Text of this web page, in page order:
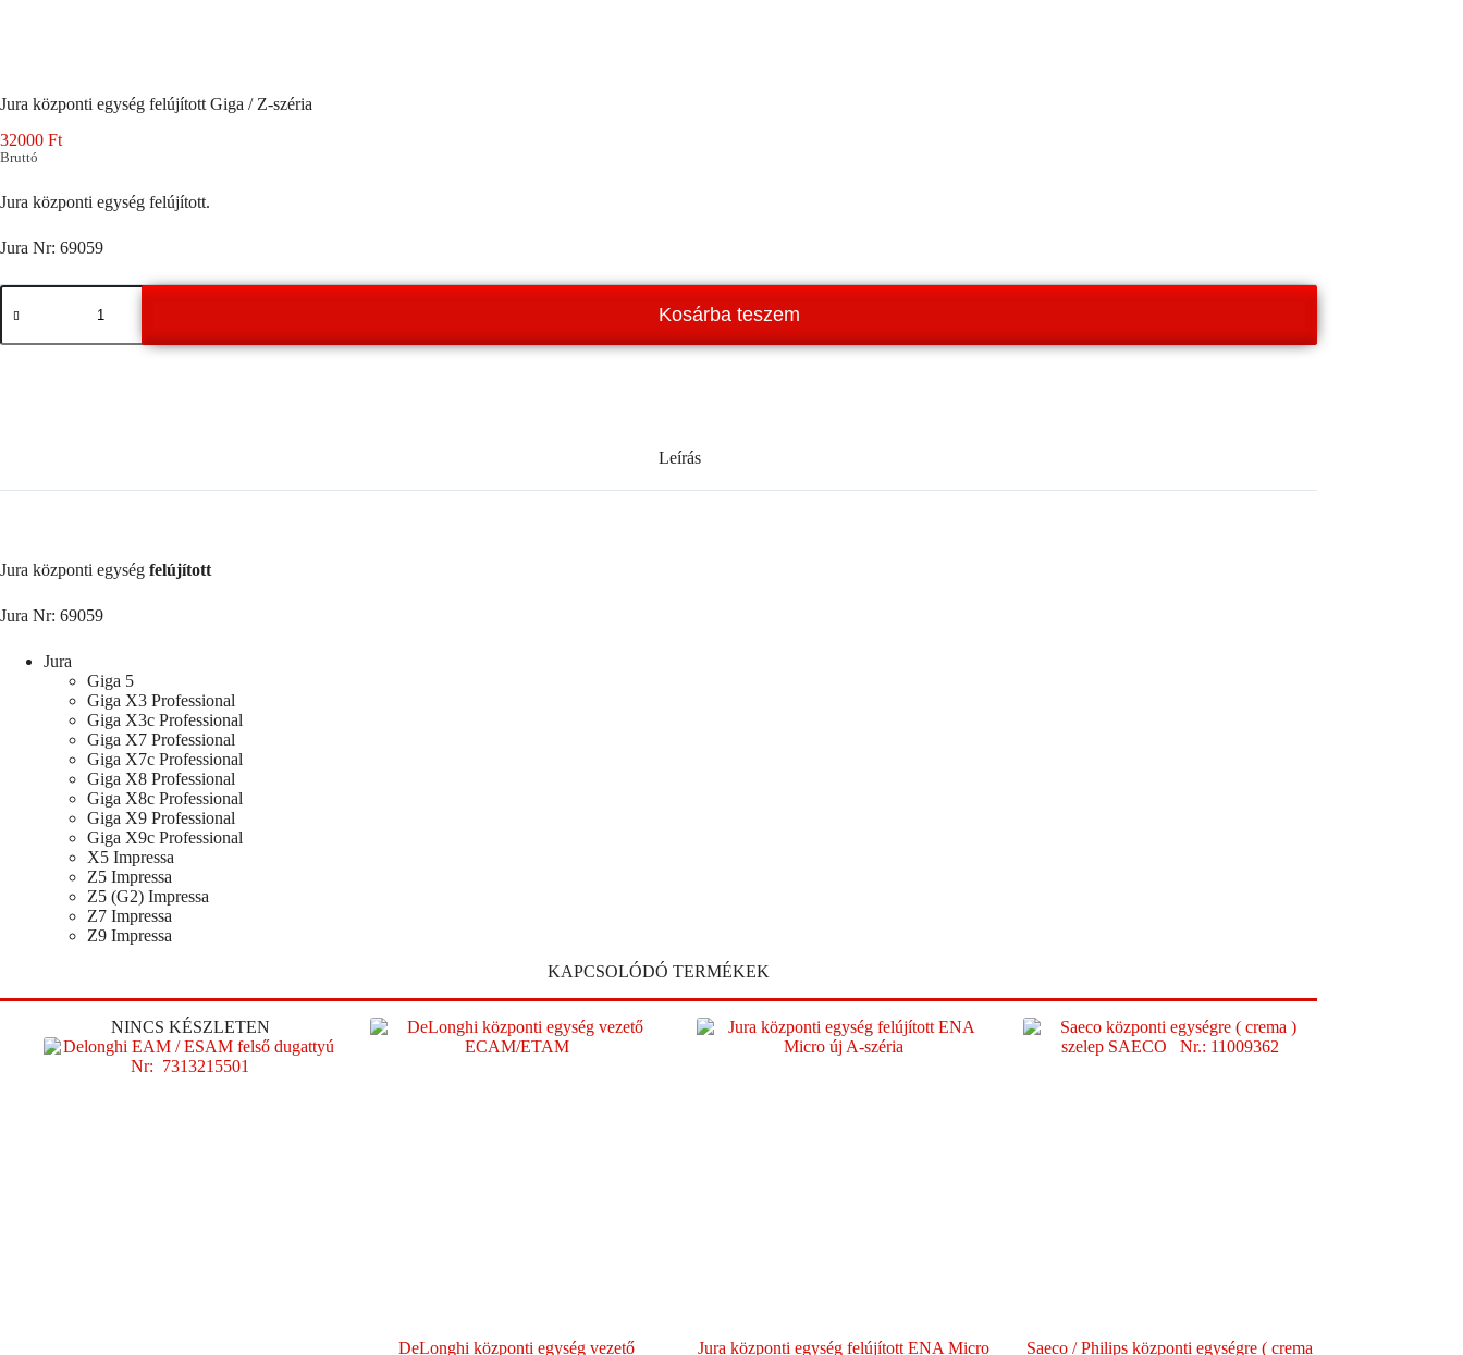
Jura központi egység felújított Giga / Z-széria
32000 Ft
Bruttó
Jura központi egység felújított.
Jura Nr: 69059
Jura
központi
felújított
Kosárba teszem
Leírás
Jura központi egység felújított
Jura Nr: 69059
Jura
Giga 5
Giga X3 Professional
Giga X3c Professional
Giga X7 Professional
Giga X7c Professional
Giga X8 Professional
Giga X8c Professional
Giga X9 Professional
Giga X9c Professional
X5 Impressa
Z5 Impressa
Z5 (G2) Impressa
Z7 Impressa
Z9 Impressa
KAPCSOLÓDÓ TERMÉKEK
NINCS KÉSZLETEN
DeLonghi központi egység vezető Jura központi egység felújított ENA Micro Saeco / Philips központi egységre ( crema